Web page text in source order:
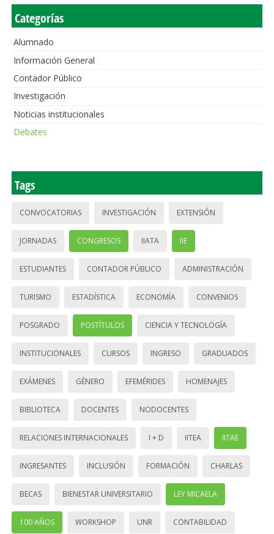
Categorías
Alumnado
Información General
Contador Público
Investigación
Noticias institucionales
Debates
Tags
CONVOCATORIAS INVESTIGACIÓN EXTENSIÓN
JORNADAS CONGRESOS IIATA IIE
ESTUDIANTES CONTADOR PÚBLICO ADMINISTRACIÓN
TURISMO ESTADÍSTICA ECONOMÍA CONVENIOS
POSGRADO POSTÍTULOS CIENCIA Y TECNOLOGÍA
INSTITUCIONALES CURSOS INGRESO GRADUADOS
EXÁMENES GÉNERO EFEMÉRIDES HOMENAJES
BIBLIOTECA DOCENTES NODOCENTES
RELACIONES INTERNACIONALES I + D IITEA IITAE
INGRESANTES INCLUSIÓN FORMACIÓN CHARLAS
BECAS BIENESTAR UNIVERSITARIO LEY MICAELA
100 AÑOS WORKSHOP UNR CONTABILIDAD